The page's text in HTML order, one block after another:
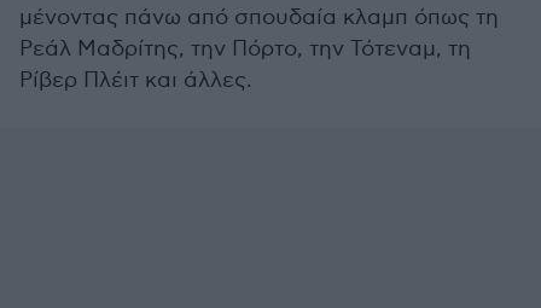
μένοντας πάνω από σπουδαία κλαμπ όπως τη
Ρεάλ Μαδρίτης, την Πόρτο, την Τότεναμ, τη
Ρίβερ Πλέιτ και άλλες.